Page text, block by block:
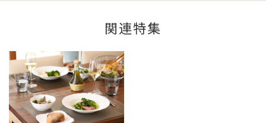
関連特集